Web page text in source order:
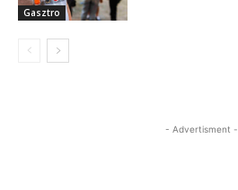
Gasztro
- Advertisment -